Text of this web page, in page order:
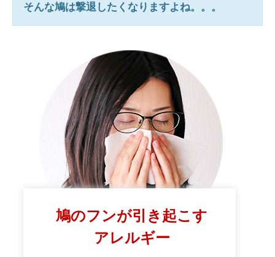
そんな鳩は撃退したくなりますよね。。。
鳩のフンが引き起こす
アレルギー